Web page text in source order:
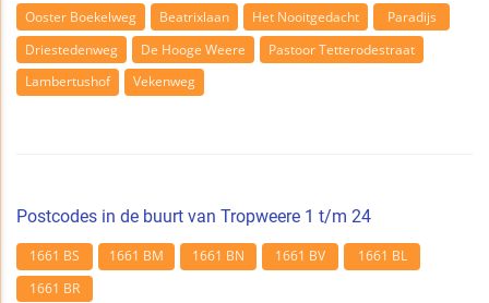
Ooster Boekelweg Beatrixlaan Het Nooitgedacht
Paradijs
Driestedenweg
De Hooge Weere
Pastoor Tetterodestraat
Lambertushof
Vekenweg
Postcodes in de buurt van Tropweere 1 t/m 24
1661 BS 1661 BM 1661 BN 1661 BV
1661 BL
1661 BR